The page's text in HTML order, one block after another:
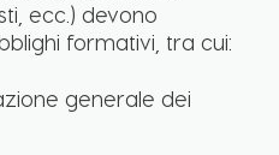
ecc.) devono
formativi, tra cui:
generale dei